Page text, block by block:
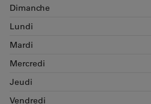
Dimanche
Lundi
Mardi
Mercredi
Jeudi
Vendredi